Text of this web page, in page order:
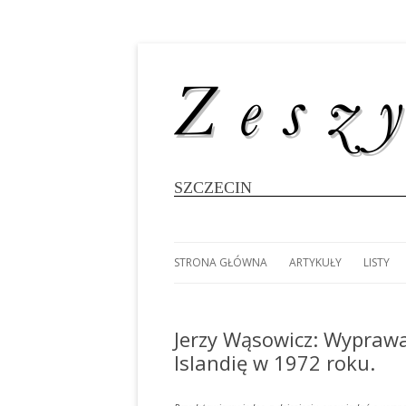
SZCZECIN
STRONA GŁÓWNA
FOTOGALERIA: 80 LAT
SZCZECIŃSKIEGO ŻEGLARSTWA
ARTYKUŁY
MAREK SŁODOWNIK:
LISTY
Jerzy Wąsowicz:
Islandię w 1972 roku.